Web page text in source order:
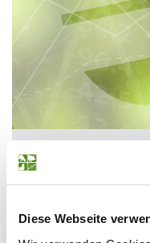
Diese Webseite
23.03.2023